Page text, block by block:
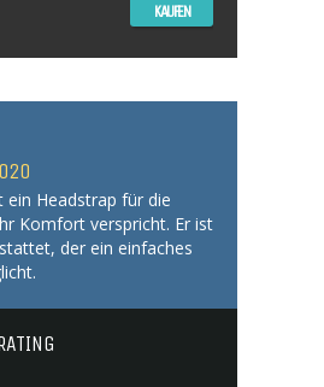
KAUFEN
ein Headstrap für die
Komfort verspricht. Er ist
der ein einfaches